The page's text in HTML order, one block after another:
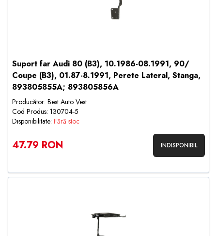
Suport far Audi 80 (B3), 10.1986-08.1991, 90/
Coupe (B3), 01.87-8.1991, Perete Lateral, Stanga,
893805855A; 893805856A
Producător: Best Auto Vest
Cod Produs: 130704-5
Disponibilitate: Fără stoc
47.79 RON INDISPONIBIL